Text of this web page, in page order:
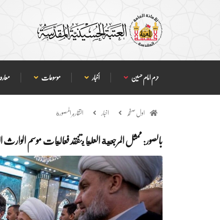
حرم امام حسین أخبار موسوعات
اول صفحہ اخبار التقارير المصورة
بالصور: ممثل المرجعية العليا يتفقد فعاليات موسم